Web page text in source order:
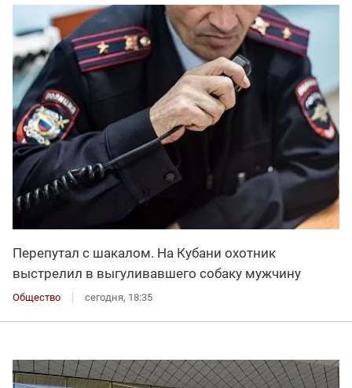
Перепутал с шакалом. На Кубани охотник
выстрелил в выгуливавшего собаку мужчину
Общество сегодня, 18:35